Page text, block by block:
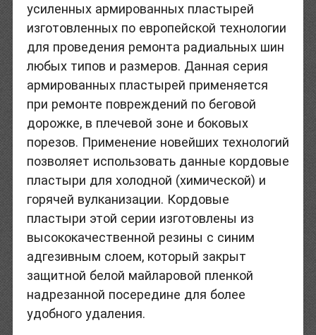
усиленных армированных пластырей
изготовленных по европейской технологии
для проведения ремонта радиальных шин
любых типов и размеров. Данная серия
армированных пластырей применяется
при ремонте повреждений по беговой
дорожке, в плечевой зоне и боковых
порезов. Применение новейших технологий
позволяет использовать данные кордовые
пластыри для холодной (химической) и
горячей вулканизации. Кордовые
пластыри этой серии изготовлены из
высококачественной резины с синим
адгезивным слоем, который закрыт
защитной белой майларовой пленкой
надрезанной посередине для более
удобного удаления.